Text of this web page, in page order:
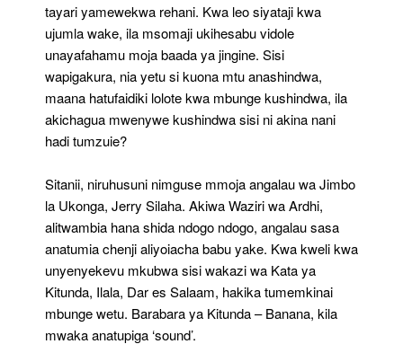
tayari yamewekwa rehani. Kwa leo siyataji kwa
ujumla wake, ila msomaji ukihesabu vidole
unayafahamu moja baada ya jingine. Sisi
wapigakura, nia yetu si kuona mtu anashindwa,
maana hatufaidiki lolote kwa mbunge kushindwa, ila
akichagua mwenywe kushindwa sisi ni akina nani
hadi tumzuie?
Sitanii, niruhusuni nimguse mmoja angalau wa Jimbo
la Ukonga, Jerry Silaha. Akiwa Waziri wa Ardhi,
alitwambia hana shida ndogo ndogo, angalau sasa
anatumia chenji aliyoiacha babu yake. Kwa kweli kwa
unyenyekevu mkubwa sisi wakazi wa Kata ya
Kitunda, Ilala, Dar es Salaam, hakika tumemkinai
mbunge wetu. Barabara ya Kitunda – Banana, kila
mwaka anatupiga ‘sound’.